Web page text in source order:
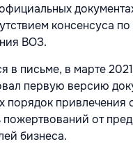
консенсуса
ВОЗ.
в письме, в марте
первую версию
порядок привлечения
от
бизнеса.